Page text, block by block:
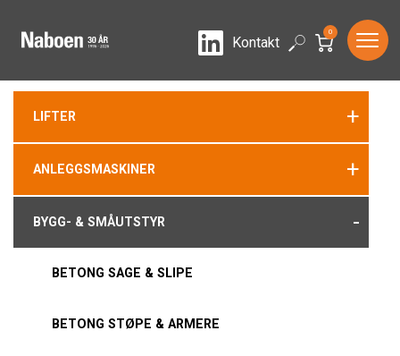
LinkedIn
Kontakt Search
0
LIFTER +
ANLEGGSMASKINER +
BYGG- & SMÅUTSTYR -
BETONG SAGE & SLIPE
BETONG STØPE & ARMERE